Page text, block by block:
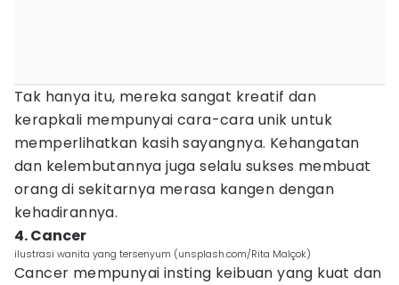
Tak hanya itu, mereka sangat kreatif dan
kerapkali mempunyai cara-cara unik untuk
memperlihatkan kasih sayangnya. Kehangatan
dan kelembutannya juga selalu sukses membuat
orang di sekitarnya merasa kangen dengan
kehadirannya.
4. Cancer
ilustrasi wanita yang tersenyum (unsplash.com/Rita Malçok)
Cancer mempunyai insting keibuan yang kuat dan